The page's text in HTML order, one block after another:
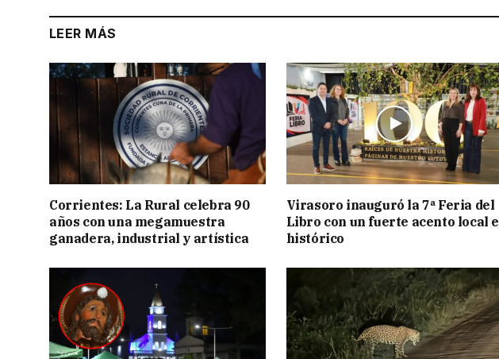
LEER MÁS
Corrientes: La Rural celebra 90
años con una megamuestra
ganadera, industrial y artística
Virasoro inauguró la 7ª Feria del
Libro con un fuerte acento local e
histórico